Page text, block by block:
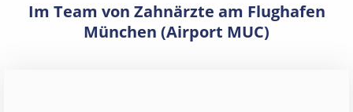
Im Team von Zahnärzte am Flughafen
München (Airport MUC)